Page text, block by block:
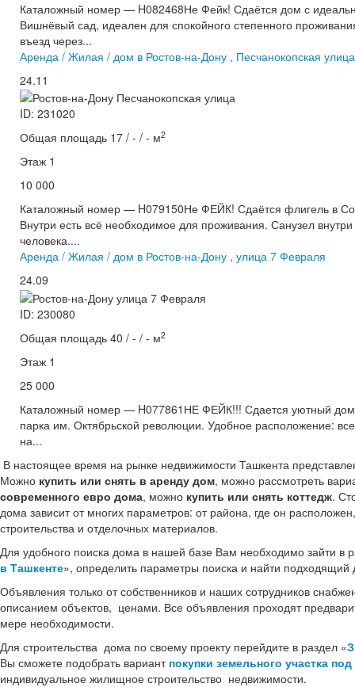
Каталожный номер — H082468Не Фейк! Сдаётся дом с
Вишнёвый сад, идеален для спокойного степенного
въезд через...
Аренда / Жилая / дом в Ростов-на-Дону , Песчанокопская улица
24.11
ID: 231020
Общая площадь 17 / - / - м2
Этаж 1
10 000
Каталожный номер — H079150Не ФЕЙК! Сдаётся флигель в
Внутри есть всё необходимое для проживания. Санузел
человека....
Аренда / Жилая / дом в Ростов-на-Дону , улица 7 Февраля
24.09
ID: 230080
Общая площадь 40 / - / - м2
Этаж 1
25 000
Каталожный номер — H077861НЕ ФЕЙК!!! Сдается уютный дом
парка им. Октябрьской революции. Удобное расположение:
на...
В настоящее время на рынке недвижимости Ташкента
Можно купить или снять в аренду дом, можно рассмотреть
современного евро дома, можно купить или снять коттедж.
дома зависит от многих параметров: от района, где он
строительства и отделочных материалов.
Для удобного поиска дома в нашей базе Вам необходимо зайти в
в Ташкенте», определить параметры поиска и найти подходящий
Объявления только от собственников и наших сотрудников
описанием объектов, ценами. Все объявления проходят
мере необходимости.
Для строительства дома по своему проекту перейдите в раздел «
Вы сможете подобрать вариант покупки земельного участка
индивидуальное жилищное строительство недвижимости.